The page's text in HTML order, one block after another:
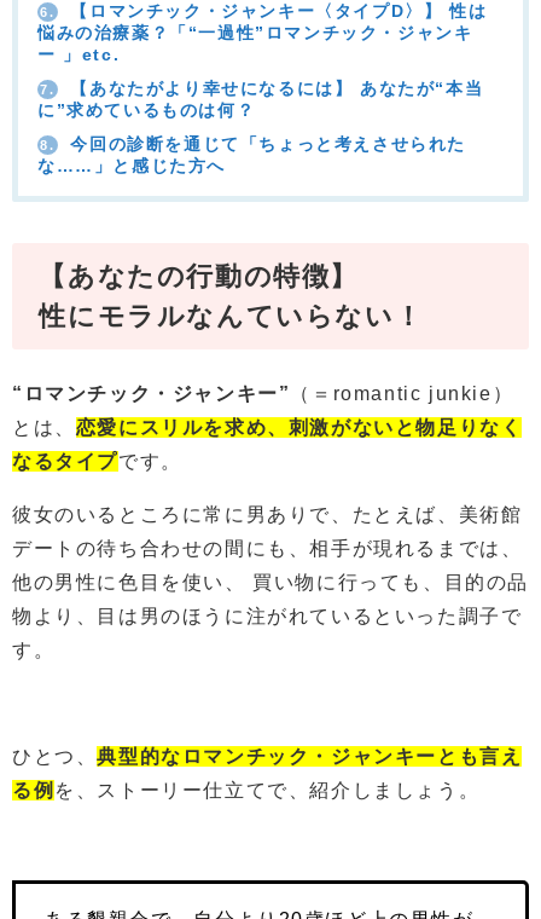
6.
【ロマンチック・ジャンキー〈タイプD〉】 性は
悩みの治療薬？「“一過性”ロマンチック・ジャンキ
ー 」etc.
7.
【あなたがより幸せになるには】 あなたが“本当
に”求めているものは何？
8.
今回の診断を通じて「ちょっと考えさせられた
な……」と感じた方へ
【あなたの行動の特徴】
性にモラルなんていらない！
“ロマンチック・ジャンキー”
（＝romantic junkie）
とは、 恋愛にスリルを求め、刺激がないと物足りなく
なるタイプです。
彼女のいるところに常に男ありで、たとえば、美術館
デートの待ち合わせの間にも、相手が現れるまでは、
他の男性に色目を使い、 買い物に行っても、目的の品
物より、目は男のほうに注がれているといった調子で
す。
ひとつ、典型的なロマンチック・ジャンキーとも言え
る例 を、ストーリー仕立てで、紹介しましょう。